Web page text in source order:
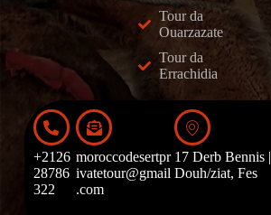
Tour da
Ouarzazate
Tour da
Errachidia
+2126
28786
322
moroccodesertpr
ivatetour@gmail
.com
17 Derb Bennis |
Douh/ziat, Fes